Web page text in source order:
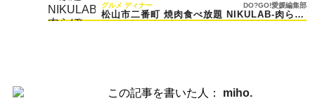
松山市二番町 焼肉食べ放題 NIKULAB-肉ら
グルメ ディナー DO?GO!愛媛編集部
この記事を書いた人： miho.